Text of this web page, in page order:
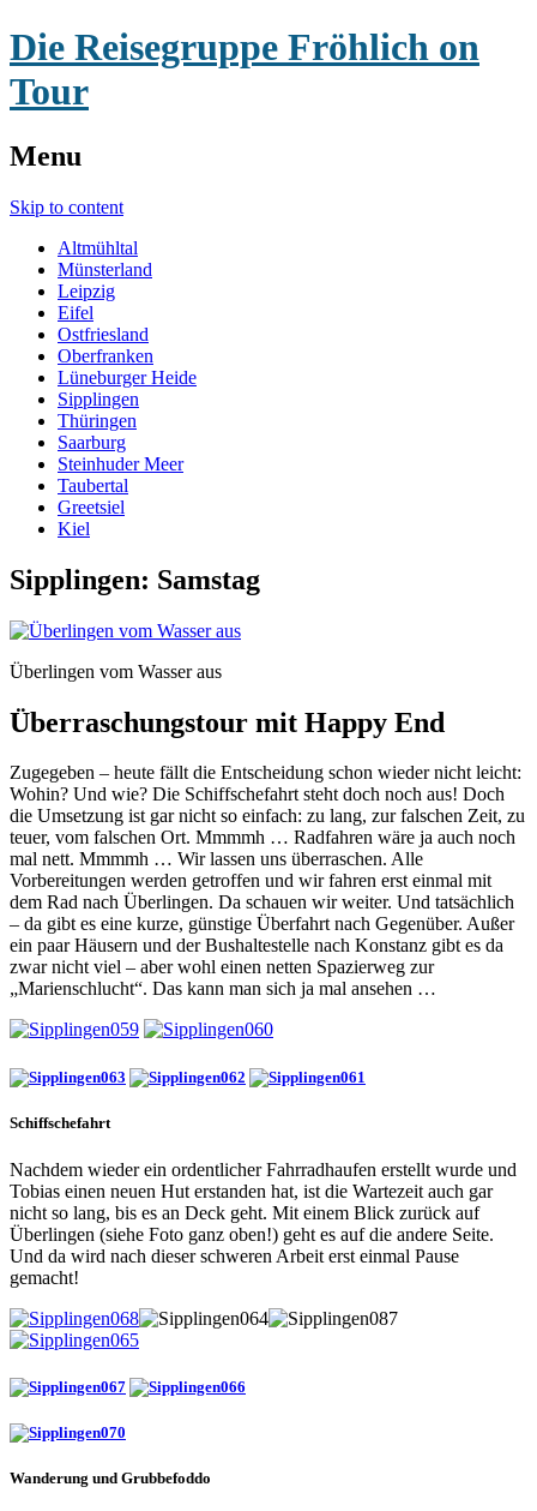
Die Reisegruppe Fröhlich on
Tour
Menu
Skip to content
Altmühltal
Münsterland
Leipzig
Eifel
Ostfriesland
Oberfranken
Lüneburger Heide
Sipplingen
Thüringen
Saarburg
Steinhuder Meer
Taubertal
Greetsiel
Kiel
Sipplingen: Samstag
Überlingen vom Wasser aus
Überraschungstour mit Happy End
Zugegeben – heute fällt die Entscheidung schon wieder nicht leicht:
Wohin? Und wie? Die Schiffschefahrt steht doch noch aus! Doch
die Umsetzung ist gar nicht so einfach: zu lang, zur falschen Zeit, zu
teuer, vom falschen Ort. Mmmmh … Radfahren wäre ja auch noch
mal nett. Mmmmh … Wir lassen uns überraschen. Alle
Vorbereitungen werden getroffen und wir fahren erst einmal mit
dem Rad nach Überlingen. Da schauen wir weiter. Und tatsächlich
– da gibt es eine kurze, günstige Überfahrt nach Gegenüber. Außer
ein paar Häusern und der Bushaltestelle nach Konstanz gibt es da
zwar nicht viel – aber wohl einen netten Spazierweg zur
„Marienschlucht“. Das kann man sich ja mal ansehen …
Schiffschefahrt
Nachdem wieder ein ordentlicher Fahrradhaufen erstellt wurde und
Tobias einen neuen Hut erstanden hat, ist die Wartezeit auch gar
nicht so lang, bis es an Deck geht. Mit einem Blick zurück auf
Überlingen (siehe Foto ganz oben!) geht es auf die andere Seite.
Und da wird nach dieser schweren Arbeit erst einmal Pause
gemacht!
Wanderung und Grubbefoddo